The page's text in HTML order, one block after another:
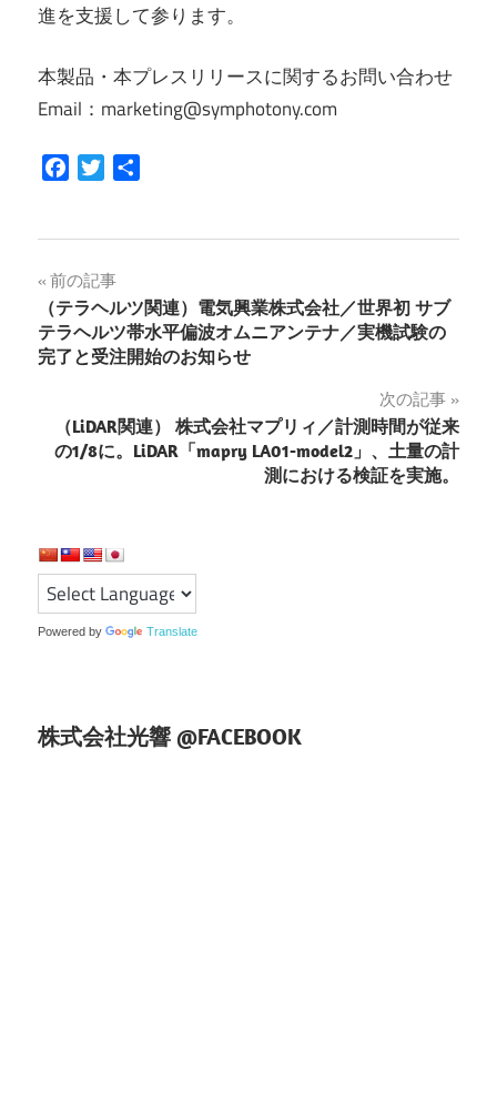
進を支援して参ります。
本製品・本プレスリリースに関するお問い合わせ
Email：marketing@symphotony.com
FacebookTwitter
投
稿
ナ
ビ
ゲ
シ
ョ
ン
前の記事
（テラヘルツ関連）電気興業株式会社／世界初 サブ
テラヘルツ帯水平偏波オムニアンテナ／実機試験の
完了と受注開始のお知らせ
次の記事
（LiDAR関連） 株式会社マプリィ／計測時間が従来
の1/8に。LiDAR「mapry LA01-model2」、土量の計
測における検証を実施。
Powered by Translate
株式会社光響 @FACEBOOK